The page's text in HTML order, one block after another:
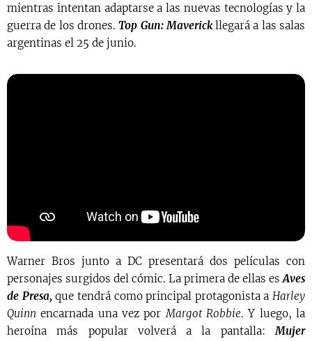
mientras intentan adaptarse a las nuevas tecnologías y la
guerra de los drones.Top Gun: Maverickllegará a las salas
argentinas el 25 de junio.
Warner Bros junto a DC presentará dos películas con
personajes surgidos del cómic. La primera de ellas esAves
de Presa,que tendrá como principal protagonista a Harley
Quinn encarnada una vez porMargot Robbie. Y luego, la
heroína más popular volverá a la pantalla:Mujer